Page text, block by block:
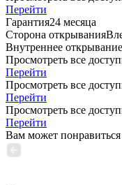
Перейти
Гарантия24 месяца
Сторона открывания
Внутреннее открывание
Просмотреть все
Перейти
Просмотреть все
Перейти
Просмотреть все
Перейти
Вам может понравиться